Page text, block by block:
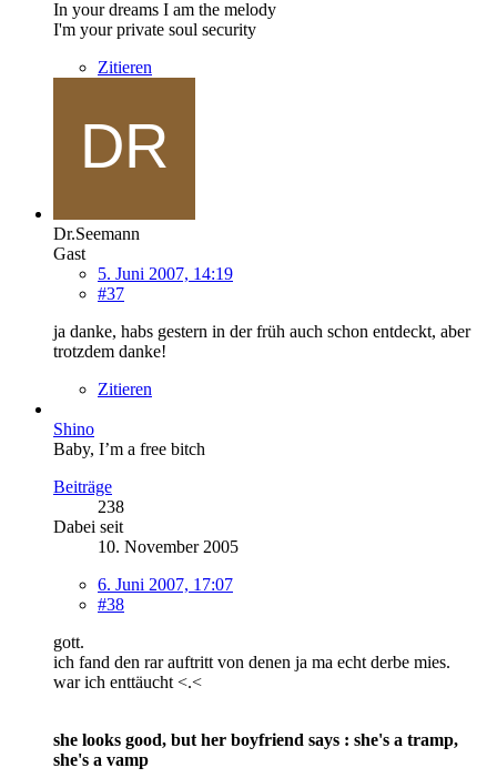
In your dreams I am the melody
I'm your private soul security
Zitieren
Dr.Seemann
Gast
5. Juni 2007, 14:19
#37
ja danke, habs gestern in der früh auch schon entdeckt, aber
trotzdem danke!
Zitieren
Shino
Baby, I’m a free bitch
Beiträge
238
Dabei seit
10. November 2005
6. Juni 2007, 17:07
#38
gott.
ich fand den rar auftritt von denen ja ma echt derbe mies.
war ich enttäucht <.<
she looks good, but her boyfriend says : she's a tramp,
she's a vamp